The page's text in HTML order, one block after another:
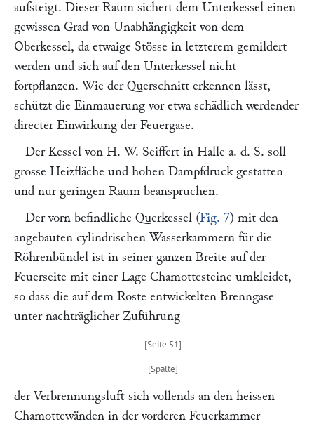
aufsteigt. Dieser Raum sichert dem Unterkessel einen
gewissen Grad von Unabhängigkeit von dem
Oberkessel, da etwaige Stösse in letzterem gemildert
werden und sich auf den Unterkessel nicht
fortpflanzen. Wie der Querschnitt erkennen lässt,
schützt die Einmauerung vor etwa schädlich werdender
directer Einwirkung der Feuergase.
Der Kessel von H. W. Seiffert in Halle a. d. S. soll
grosse Heizfläche und hohen Dampfdruck gestatten
und nur geringen Raum beanspruchen.
Der vorn befindliche Querkessel (Fig. 7) mit den
angebauten cylindrischen Wasserkammern für die
Röhrenbündel ist in seiner ganzen Breite auf der
Feuerseite mit einer Lage Chamottesteine umkleidet,
so dass die auf dem Roste entwickelten Brenngase
unter nachträglicher Zuführung
der Verbrennungsluft sich vollends an den heissen
Chamottewänden in der vorderen Feuerkammer